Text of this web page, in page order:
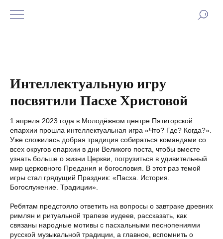
Интеллектуальную игру
посвятили Пасхе Христовой
1 апреля 2023 года в Молодёжном центре Пятигорской
епархии прошла интеллектуальная игра «Что? Где? Когда?».
Уже сложилась добрая традиция собираться командами со
всех округов епархии в дни Великого поста, чтобы вместе
узнать больше о жизни Церкви, погрузиться в удивительный
мир церковного Предания и богословия. В этот раз темой
игры стал грядущий Праздник: «Пасха. История.
Богослужение. Традиции».
Ребятам предстояло ответить на вопросы о завтраке древних
римлян и ритуальной трапезе иудеев, рассказать, как
связаны народные мотивы с пасхальными песнопениями
русской музыкальной традиции, а главное, вспомнить о